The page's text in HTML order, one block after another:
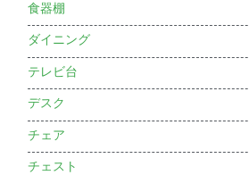
食器棚
ダイニング
テレビ台
デスク
チェア
チェスト